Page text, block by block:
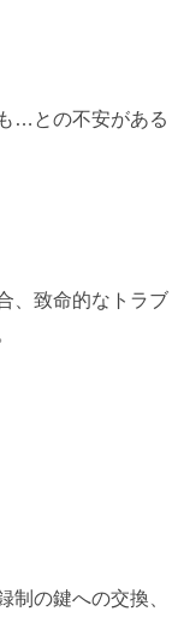
…との不安がある
、致命的なトラブ
制の鍵への交換、